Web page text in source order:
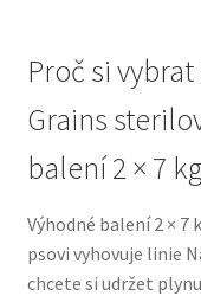
Pamlsky pro psy
Pelíšky pro psy
Přepravky pro psy
Proč si
Grains
balení 2 × 7 kg
Výhodné balení 2 × 7
psovi vyhovuje linie
chcete si udržet